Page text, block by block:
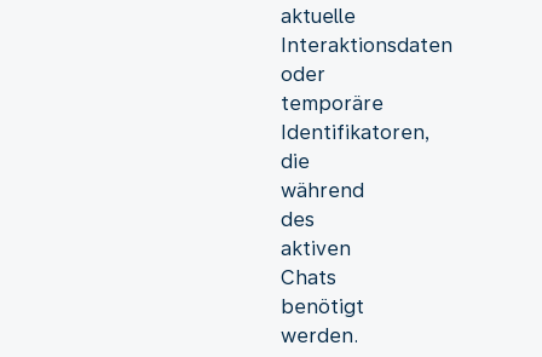
aktuelle
Interaktionsdaten
oder
temporäre
Identifikatoren,
die
während
des
aktiven
Chats
benötigt
werden.